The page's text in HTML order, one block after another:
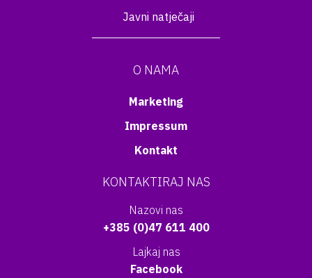
Javni natječaji
O NAMA
Marketing
Impressum
Kontakt
KONTAKTIRAJ NAS
Nazovi nas
+385 (0)47 611 400
Lajkaj nas
Facebook